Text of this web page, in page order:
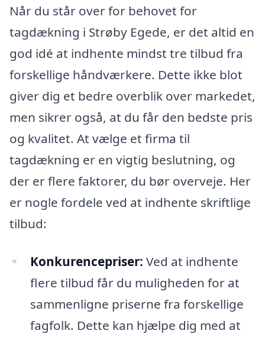
Når du står over for behovet for
tagdækning i Strøby Egede, er det altid en
god idé at indhente mindst tre tilbud fra
forskellige håndværkere. Dette ikke blot
giver dig et bedre overblik over markedet,
men sikrer også, at du får den bedste pris
og kvalitet. At vælge et firma til
tagdækning er en vigtig beslutning, og
der er flere faktorer, du bør overveje. Her
er nogle fordele ved at indhente skriftlige
tilbud:
Konkurencepriser: Ved at indhente
flere tilbud får du muligheden for at
sammenligne priserne fra forskellige
fagfolk. Dette kan hjælpe dig med at